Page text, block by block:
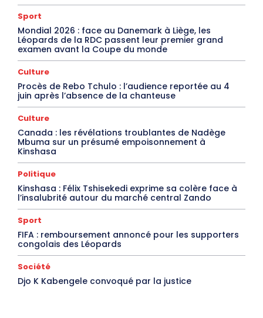
Sport
Mondial 2026 : face au Danemark à Liège, les
Léopards de la RDC passent leur premier grand
examen avant la Coupe du monde
Culture
Procès de Rebo Tchulo : l’audience reportée au 4
juin après l’absence de la chanteuse
Culture
Canada : les révélations troublantes de Nadège
Mbuma sur un présumé empoisonnement à
Kinshasa
Politique
Kinshasa : Félix Tshisekedi exprime sa colère face à
l’insalubrité autour du marché central Zando
Sport
FIFA : remboursement annoncé pour les supporters
congolais des Léopards
Société
Djo K Kabengele convoqué par la justice